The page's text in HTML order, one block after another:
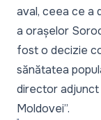
aval, ceea ce a
a orașelor
fost o decizie
sănătatea
director adjunct
Moldovei”.